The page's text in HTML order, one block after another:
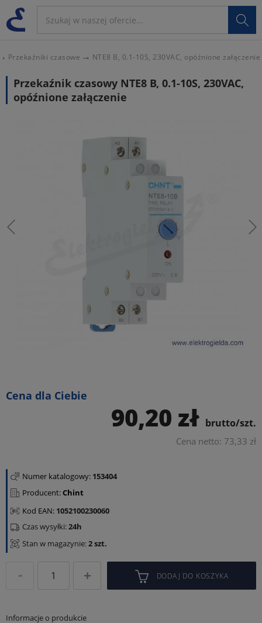

Przekaźniki czasowe NTE8 B, 0.1-10S, 230VAC, opóźnione załączenie
Przekaźnik czasowy NTE8 B, 0.1-10S, 230VAC,
opóźnione załączenie
Cena dla Ciebie
90,20 zł brutto/szt.
Cena netto: 73,33 zł
Numer katalogowy: 153404
Producent:Chint
Kod EAN: 1052100230060
Stan w magazynie:2 szt.
Czas wysyłki:24h
DODAJ DO KOSZYKA
Informacje o produkcie